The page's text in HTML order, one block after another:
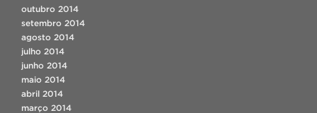
outubro 2014
setembro 2014
agosto 2014
julho 2014
junho 2014
maio 2014
abril 2014
março 2014